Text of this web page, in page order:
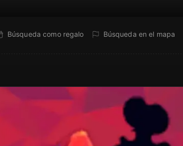
Búsqueda como regalo Búsqueda en el mapa